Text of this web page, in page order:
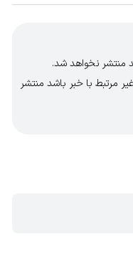
منتشر نخواهد شد.
مرتبط با خبر باشد منتشر
با محتوای نظرات
دارند، انتشار نمی‌یابند